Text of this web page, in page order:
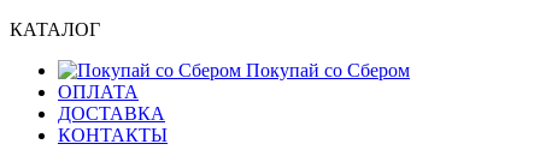
КАТАЛОГ
Покупай со Сбером
ОПЛАТА
ДОСТАВКА
КОНТАКТЫ